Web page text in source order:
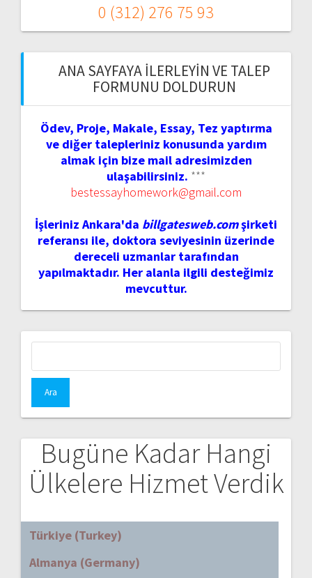
0 (312) 276 75 93
ANA SAYFAYA İLERLEYIN VE TALEP
FORMUNU DOLDURUN
Ödev, Proje, Makale, Essay, Tez yaptırma
ve diğer talepleriniz konusunda yardım
almak için bize mail adresimizden
ulaşabilirsiniz. ***
bestessayhomework@gmail.com
İşleriniz Ankara'da billgatesweb.comşirketi
referansı ile, doktora seviyesinin üzerinde
dereceli uzmanlar tarafından
yapılmaktadır. Her alanla ilgili desteğimiz
mevcuttur.
Bugüne Kadar Hangi
Ülkelere Hizmet Verdik
Türkiye (Turkey)
Almanya (Germany)